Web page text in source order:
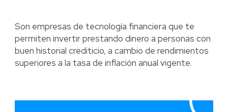
Son empresas de tecnología financiera que te
permiten invertir prestando dinero a personas con
buen historial crediticio, a cambio de rendimientos
superiores a la tasa de inflación anual vigente.